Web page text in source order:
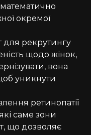
математично
окремої
для рекрутингу
щодо жінок,
вона
уникнути
ретинопатії
саме зони
що дозволяє